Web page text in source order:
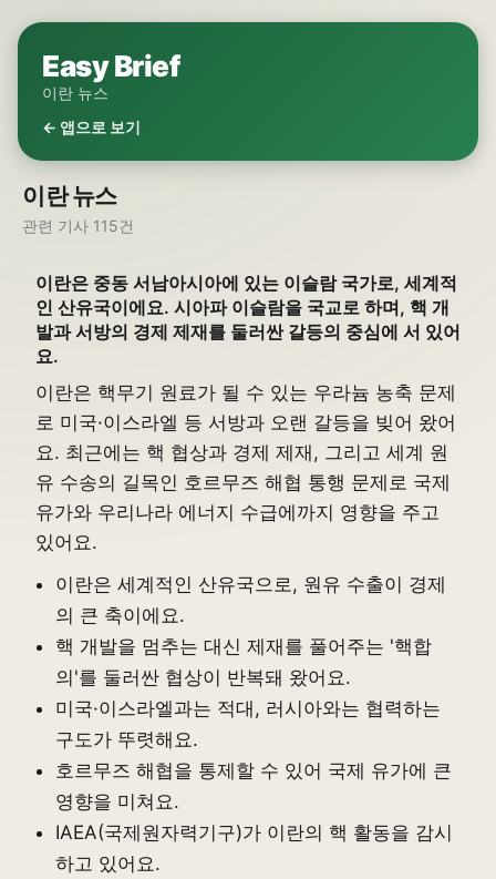
Easy Brief
이란 뉴스
← 앱으로 보기
이란 뉴스
관련 기사 115건
이란은 중동 서남아시아에 있는 이슬람 국가로, 세계적
인 산유국이에요. 시아파 이슬람을 국교로 하며, 핵 개
발과 서방의 경제 제재를 둘러싼 갈등의 중심에 서 있어
요.
이란은 핵무기 원료가 될 수 있는 우라늄 농축 문제
로 미국·이스라엘 등 서방과 오랜 갈등을 빚어 왔어
요. 최근에는 핵 협상과 경제 제재, 그리고 세계 원
유 수송의 길목인 호르무즈 해협 통행 문제로 국제
유가와 우리나라 에너지 수급에까지 영향을 주고
있어요.
이란은 세계적인 산유국으로, 원유 수출이 경제
의 큰 축이에요.
핵 개발을 멈추는 대신 제재를 풀어주는 '핵합
의'를 둘러싼 협상이 반복돼 왔어요.
미국·이스라엘과는 적대, 러시아와는 협력하는
구도가 뚜렷해요.
호르무즈 해협을 통제할 수 있어 국제 유가에 큰
영향을 미쳐요.
IAEA(국제원자력기구)가 이란의 핵 활동을 감시
하고 있어요.